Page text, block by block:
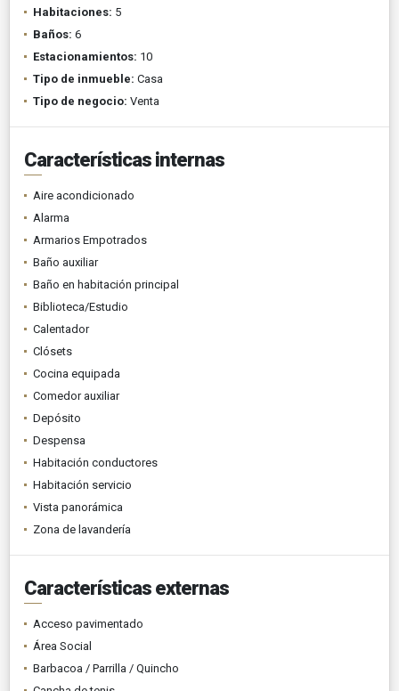
Habitaciones: 5
Baños: 6
Estacionamientos: 10
Tipo de inmueble: Casa
Tipo de negocio: Venta
Características internas
Aire acondicionado
Alarma
Armarios Empotrados
Baño auxiliar
Baño en habitación principal
Biblioteca/Estudio
Calentador
Clósets
Cocina equipada
Comedor auxiliar
Depósito
Despensa
Habitación conductores
Habitación servicio
Vista panorámica
Zona de lavandería
Características externas
Acceso pavimentado
Área Social
Barbacoa / Parrilla / Quincho